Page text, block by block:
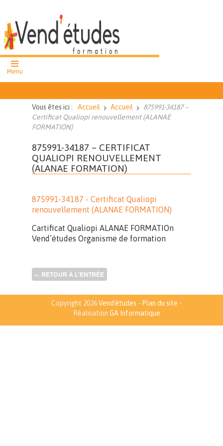
formation
cours et ateliers
collectifs
02 51 62 43
Nous
contacter
Vous êtes ici : Accueil Accueil
875991-34187 –
Certificat Qualiopi renouvellement (ALANAE
FORMATION)
875991-34187 – CERTIFICAT
QUALIOPI RENOUVELLEMENT
(ALANAE FORMATION)
875991-34187 - Certificat Qualiopi
renouvellement (ALANAE FORMATION)
Cartificat Qualiopi ALANAE FORMATIOn
Vend’études Organisme de formation
← RETOUR À L'ENTRÉE
Copyright 2026Vend'études - Plan du site -
Réalisation GA Informatique
Menu